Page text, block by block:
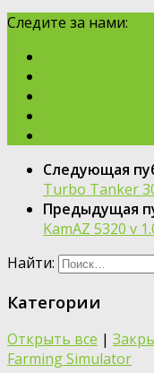
Следите за нами:
Следующая
Turbo Tanker
Предыдущая
KamAZ 5320 v
Найти:
Категории
Открыть все |
Farming Simulator